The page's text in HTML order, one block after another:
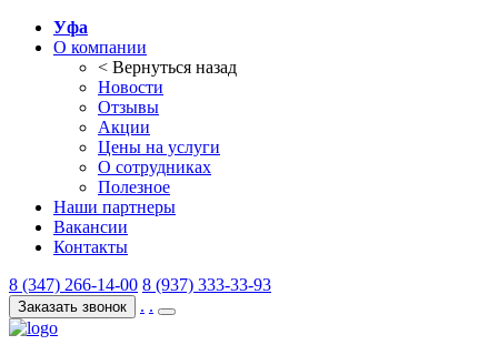
Уфа
О компании
< Вернуться назад
Новости
Отзывы
Акции
Цены на услуги
О сотрудниках
Полезное
Наши партнеры
Вакансии
Контакты
8 (347) 266-14-00 8 (937) 333-33-93
Заказать звонок . .